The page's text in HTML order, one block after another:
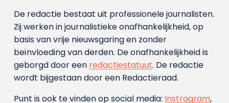
De redactie bestaat uit professionele journalisten.
Zij werken in journalistieke onafhankelijkheid, op
basis van vrije nieuwsgaring en zonder
beïnvloeding van derden. De onafhankelijkheid is
geborgd door een redactiestatuut. De redactie
wordt bijgestaan door een Redactieraad.
Punt is ook te vinden op social media: Instragram,